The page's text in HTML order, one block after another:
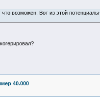
возможен. Вот из этой
40.000